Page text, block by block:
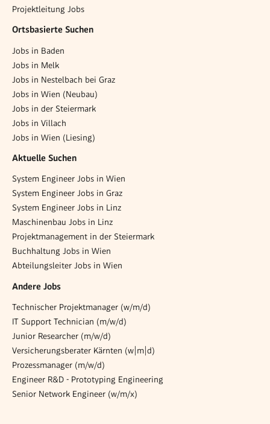
Projektleitung Jobs
Ortsbasierte Suchen
Jobs in Baden
Jobs in Melk
Jobs in Nestelbach bei Graz
Jobs in Wien (Neubau)
Jobs in der Steiermark
Jobs in Villach
Jobs in Wien (Liesing)
Aktuelle Suchen
System Engineer Jobs in Wien
System Engineer Jobs in Graz
System Engineer Jobs in Linz
Maschinenbau Jobs in Linz
Projektmanagement in der Steiermark
Buchhaltung Jobs in Wien
Abteilungsleiter Jobs in Wien
Andere Jobs
Technischer Projektmanager (w/m/d)
IT Support Technician (m/w/d)
Junior Researcher (m/w/d)
Versicherungsberater Kärnten (w|m|d)
Prozessmanager (m/w/d)
Engineer R&D - Prototyping Engineering
Senior Network Engineer (w/m/x)